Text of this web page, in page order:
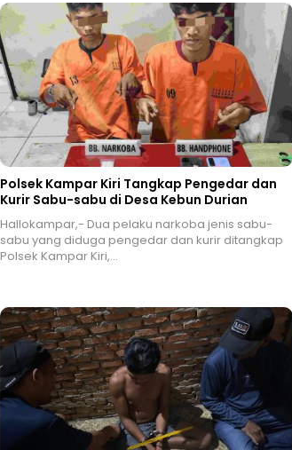
Polsek Kampar Kiri Tangkap Pengedar dan
Kurir Sabu-sabu di Desa Kebun Durian
Hallokampar,- Dua pelaku narkoba jenis sabu-
sabu yang diduga pengedar dan kurir ditangkap
Polsek Kampar Kiri,…